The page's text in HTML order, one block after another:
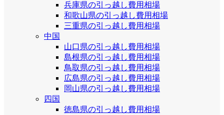
兵庫県の引っ越し費用相場
和歌山県の引っ越し費用相場
三重県の引っ越し費用相場
中国
山口県の引っ越し費用相場
島根県の引っ越し費用相場
鳥取県の引っ越し費用相場
広島県の引っ越し費用相場
岡山県の引っ越し費用相場
四国
徳島県の引っ越し費用相場